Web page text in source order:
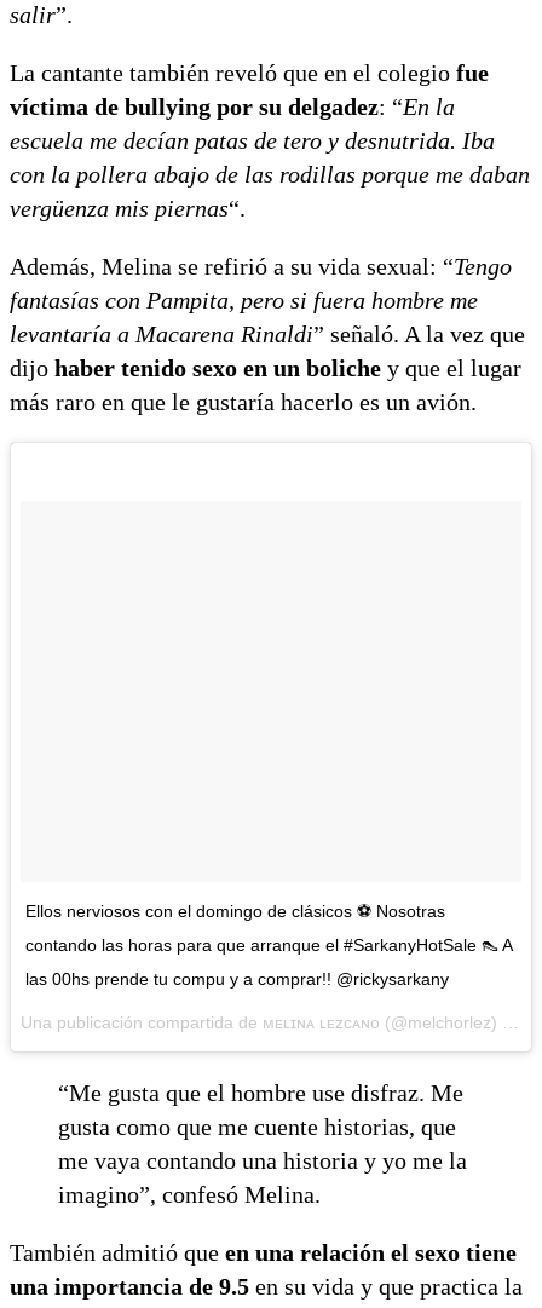
salir”.
La cantante también reveló que en el colegio fue
víctima de bullying por su delgadez: “En la
escuela me decían patas de tero y desnutrida. Iba
con la pollera abajo de las rodillas porque me daban
vergüenza mis piernas“.
Además, Melina se refirió a su vida sexual: “Tengo
fantasías con Pampita, pero si fuera hombre me
levantaría a Macarena Rinaldi” señaló. A la vez que
dijo haber tenido sexo en un boliche y que el lugar
más raro en que le gustaría hacerlo es un avión.
Ellos nerviosos con el domingo de clásicos ⚽️ Nosotras
contando las horas para que arranque el #SarkanyHotSale 👠 A
las 00hs prende tu compu y a comprar!! @rickysarkany
“Me gusta que el hombre use disfraz. Me
gusta como que me cuente historias, que
me vaya contando una historia y yo me la
imagino”, confesó Melina.
También admitió que en una relación el sexo tiene
una importancia de 9.5 en su vida y que practica la